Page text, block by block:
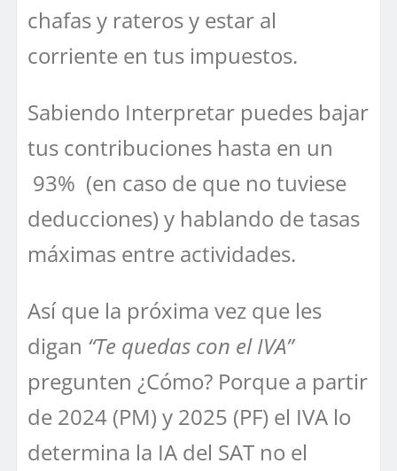
chafas y rateros y estar al
corriente en tus impuestos.
Sabiendo Interpretar puedes bajar
tus contribuciones hasta en un
93% (en caso de que no tuviese
deducciones) y hablando de tasas
máximas entre actividades.
Así que la próxima vez que les
digan “Te quedas con el IVA”
pregunten ¿Cómo? Porque a partir
de 2024 (PM) y 2025 (PF) el IVA lo
determina la IA del SAT no el